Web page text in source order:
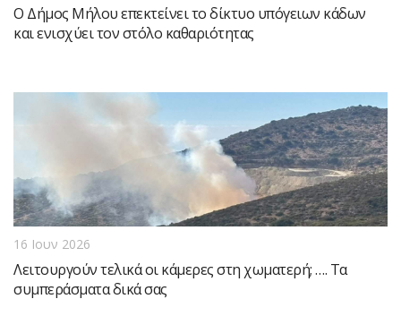
Ο Δήμος Μήλου επεκτείνει το δίκτυο υπόγειων κάδων
και ενισχύει τον στόλο καθαριότητας
16 Ιουν 2026
Λειτουργούν τελικά οι κάμερες στη χωματερή; …. Τα
συμπεράσματα δικά σας